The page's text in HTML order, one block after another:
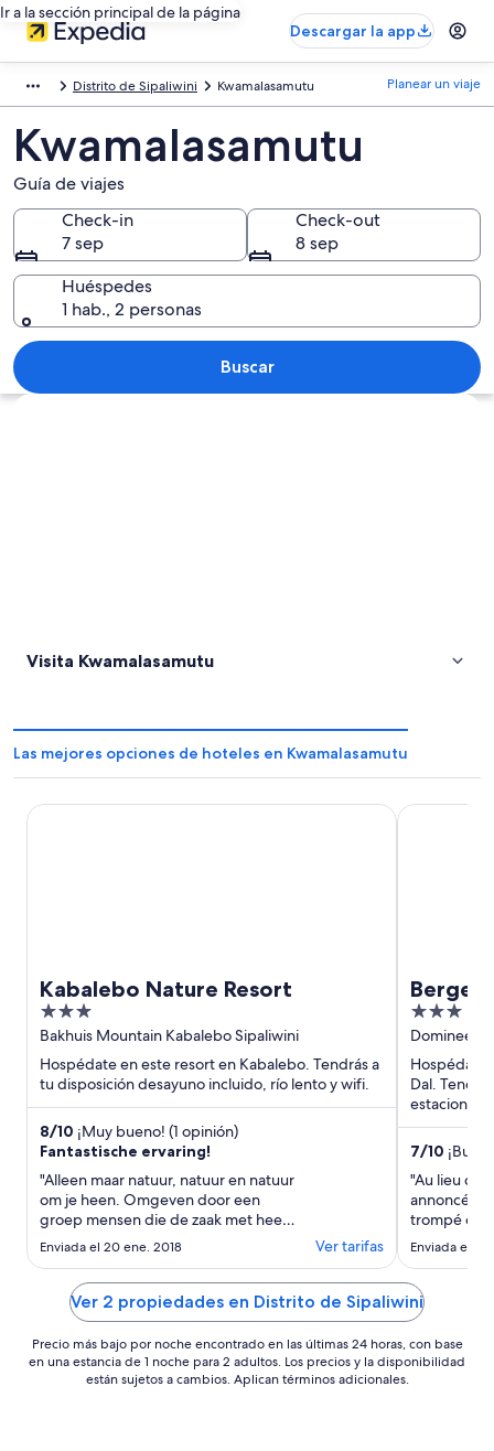
Ir a la sección principal de la página
Descargar la app
Distrito de Sipaliwini Kwamalasamutu Planear un viaje
Kwamalasamutu
Guía de viajes
Check-in
7 sep
Check-out
8 sep
Huéspedes
1 hab., 2 personas
Buscar
Explorar mapa
Visita Kwamalasamutu
Las mejores opciones de hoteles en Kwamalasamutu
Kabalebo Nature Resort
3
out
of
5
Bakhuis Mountain Kabalebo Sipaliwini
Hospédate en este resort en Kabalebo. Tendrás a
tu disposición desayuno incluido, río lento y wifi.
8/10 ¡Muy bueno! (1 opinión)
Fantastische ervaring!
"Alleen maar natuur, natuur en natuur
om je heen. Omgeven door een
groep mensen die de zaak met heel
veel liefde beheren. Prachtige
met een professionele begeleiding.
Ver verwijderd van enige menselijke
invloed of cultuur. Als je dat zoekt, zit
je hier verkeerd."
Enviada el 20 ene. 2018 Ver tarifas
Kabalebo Nature Resort
Resort
3
out
of
5
Hospédate
Dal.
7/10
"Au lieu de
annoncé.
trompé et
Toutes les
gratuites.
souriant et
beaucoup.
ni
Enviada el 5
Bergendal
Ver 2 propiedades en Distrito de Sipaliwini
Precio más bajo por noche encontrado en las últimas 24 horas, con base
en una estancia de 1 noche para 2 adultos. Los precios y la disponibilidad
están sujetos a cambios. Aplican términos adicionales.